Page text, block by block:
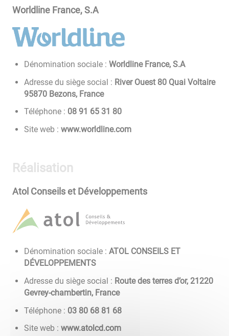
Worldline France, S.A
Dénomination sociale :Worldline France, S.A
Adresse du siège social : River Ouest 80 Quai Voltaire
95870 Bezons, France
Téléphone : 08 13 56 19 80
Site web : www.worldline.com
Réalisation
Atol Conseils et Développements
Dénomination sociale :ATOL CONSEILS ET
DÉVELOPPEMENTS
Adresse du siège social : Route des terres d’or, 21220
Gevrey-chambertin, France
Téléphone : 86 18 86 08 30
Site web : www.atolcd.com